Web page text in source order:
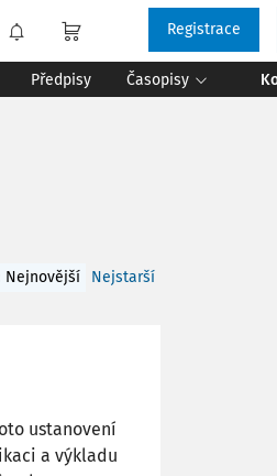
Registrace
Předpisy Časopisy
Nejnovější Nejstarší
ustanovení
a výkladu